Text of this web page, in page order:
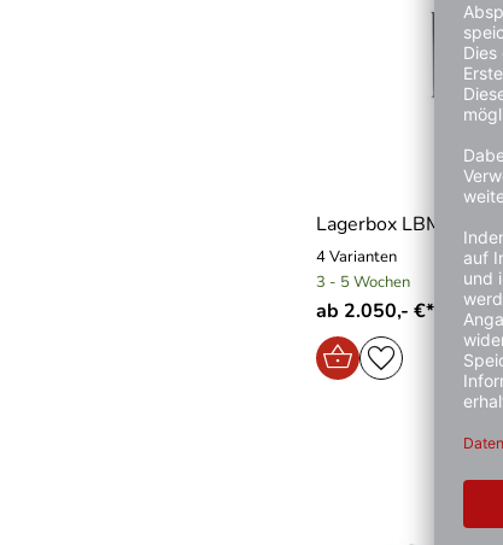
Lagerbox LBM
4 Varianten
3 - 5 Wochen
ab 2.050,- €*